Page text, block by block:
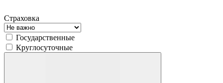
Страховка
Государственные
Круглосуточные